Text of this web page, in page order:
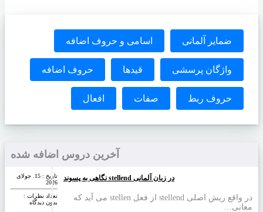
ضمایر آلمانی اسامی و حروف اضافه
واژگان پرسشی قیدها حروف اضافه
حروف ربط صفات افعال
آخرین دروس اضافه شده
تاریخ : 15. جولای
2026
تعداد نظرات‌ :
بدون دیدگاه
نگاهی به پسوند stellend در زبان آلمانی
در واقع ریش اصلی stellend از فعل stellen می آید که
معانی…